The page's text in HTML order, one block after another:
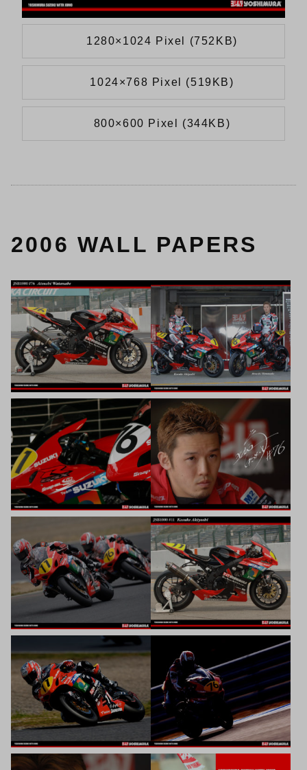
1280×1024 Pixel (752KB)
1024×768 Pixel (519KB)
800×600 Pixel (344KB)
2006 WALL PAPERS